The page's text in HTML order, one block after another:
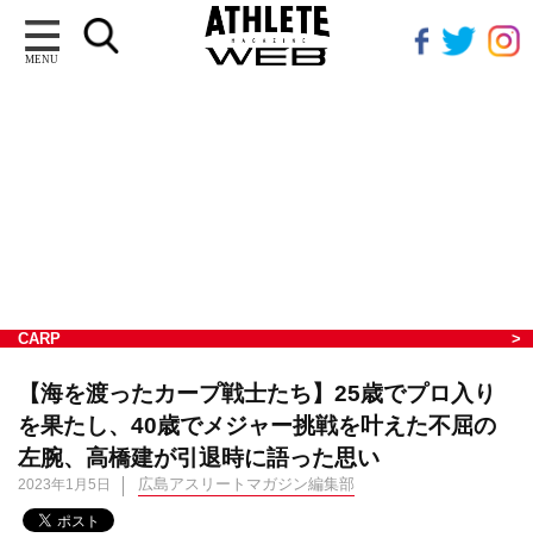
MENU
CARP
【海を渡ったカープ戦士たち】25歳でプロ入り
を果たし、40歳でメジャー挑戦を叶えた不屈の
左腕、高橋建が引退時に語った思い
2023年1月5日 広島アスリートマガジン編集部